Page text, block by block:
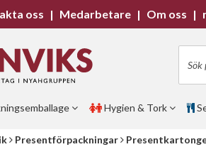
Presentförpackningar
oss | Medarbetare | Om oss |
Hygien & Tork